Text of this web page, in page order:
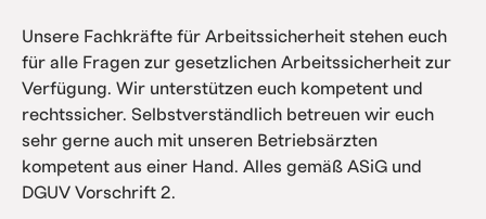
Unsere Fachkräfte für Arbeitssicherheit stehen euch
für alle Fragen zur gesetzlichen Arbeitssicherheit zur
Verfügung. Wir unterstützen euch kompetent und
rechtssicher. Selbstverständlich betreuen wir euch
sehr gerne auch mit unseren Betriebsärzten
kompetent aus einer Hand. Alles gemäß ASiG und
DGUV Vorschrift 2.